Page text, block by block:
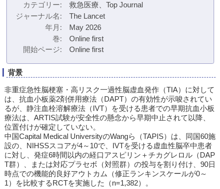
カテゴリー
救急医療、Top Journal
ジャーナル名
The Lancet
年月
May 2026
巻
Online first
開始ページ
Online first
背景
非重症急性脳梗塞・高リスク一過性脳虚血発作（TIA）に対して
は、抗血小板薬2剤併用療法（DAPT）の有効性が示唆されてい
るが、静注血栓溶解療法（IVT）を受ける患者での早期抗血小板
療法は、ARTIS試験が安全性の懸念から早期中止されて以降、
位置付けが確定していない。
中国Capital Medical UniversityのWangら（TAPIS）は、同国60施
設の、NIHSSスコアが4～10で、IVTを受ける虚血性脳卒中患者
に対し、発症6時間以内の経口アスピリン＋チカグレロル（DAP
T群）、または対応プラセボ（対照群）の投与を割り付け、90日
時点での機能的良好アウトカム（修正ランキンスケールが0～
1）を比較するRCTを実施した（n=1,382）。